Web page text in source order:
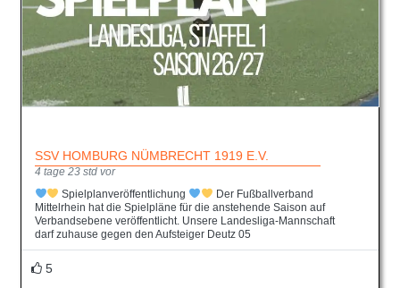
SSV HOMBURG NÜMBRECHT 1919 E.V.
4 tage 23 std vor
Spielplanveröffentlichung
Der Fußballverband
Mittelrhein hat die Spielpläne für die anstehende Saison auf
Verbandsebene veröffentlicht. Unsere Landesliga-Mannschaft
darf zuhause gegen den Aufsteiger Deutz 05
5